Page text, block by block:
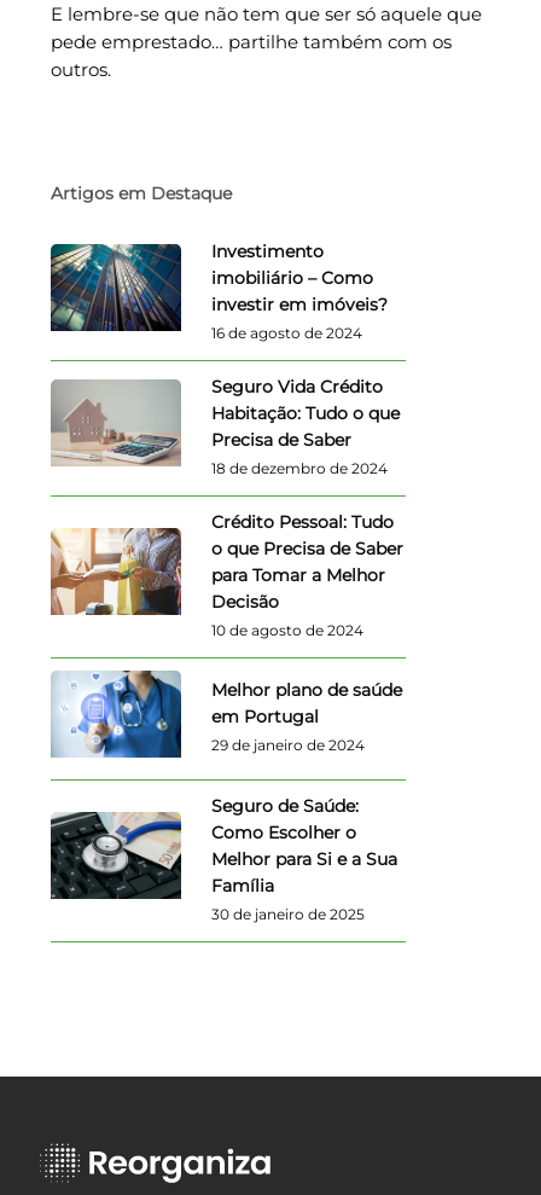
E lembre-se que não tem que ser só aquele que
pede emprestado… partilhe também com os
outros.
Artigos em Destaque
Investimento
imobiliário – Como
investir em imóveis?
16 de agosto de 2024
Seguro Vida Crédito
Habitação: Tudo o que
Precisa de Saber
18 de dezembro de 2024
Crédito Pessoal: Tudo
o que Precisa de Saber
para Tomar a Melhor
Decisão
10 de agosto de 2024
Melhor plano de saúde
em Portugal
29 de janeiro de 2024
Seguro de Saúde:
Como Escolher o
Melhor para Si e a Sua
Família
30 de janeiro de 2025